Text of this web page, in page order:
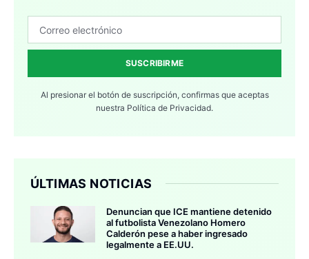
SUSCRIBIRME
Al presionar el botón de suscripción, confirmas que aceptas
nuestra Política de Privacidad.
ÚLTIMAS NOTICIAS
Denuncian que ICE mantiene detenido
al futbolista Venezolano Homero
Calderón pese a haber ingresado
legalmente a EE.UU.